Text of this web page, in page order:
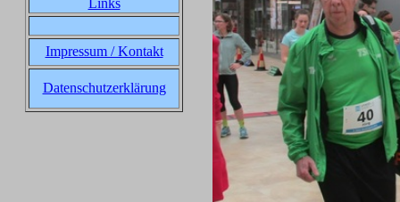
Links
Impressum / Kontakt
Datenschutzerklärung